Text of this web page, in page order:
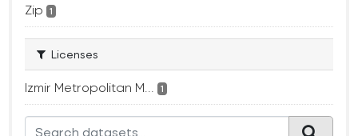
Zip 1
Licenses
Izmir Metropolitan M... 1